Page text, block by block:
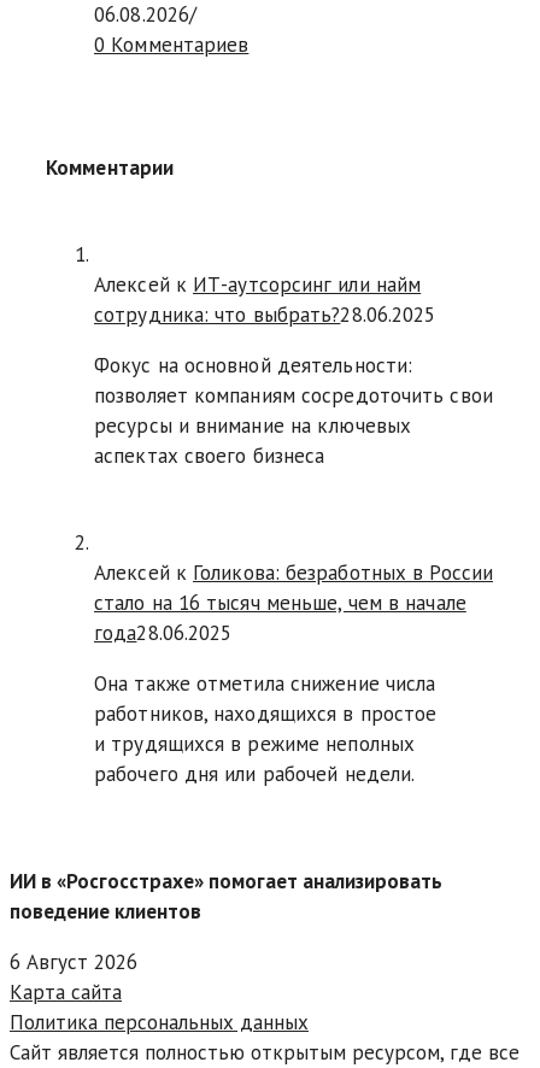
06.08.2026/
0 Комментариев
Комментарии
Алексей к ИТ-аутсорсинг или найм
сотрудника: что выбрать?28.06.2025
Фокус на основной деятельности:
позволяет компаниям сосредоточить свои
ресурсы и внимание на ключевых
аспектах своего бизнеса
Алексей к Голикова: безработных в России
стало на 16 тысяч меньше, чем в начале
года28.06.2025
Она также отметила снижение числа
работников, находящихся в простое
и трудящихся в режиме неполных
рабочего дня или рабочей недели.
ИИ в «Росгосстрахе» помогает анализировать
поведение клиентов
6 Август 2026
Карта сайта
Политика персональных данных
Сайт является полностью открытым ресурсом, где все